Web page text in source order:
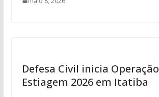
Defesa Civil inicia Operação
Estiagem 2026 em Itatiba